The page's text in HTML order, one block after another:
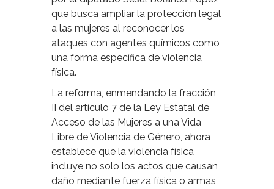
que busca ampliar la protección legal
a las mujeres al reconocer los
ataques con agentes químicos como
una forma específica de violencia
física.
La reforma, enmendando la fracción
II del artículo 7 de la Ley Estatal de
Acceso de las Mujeres a una Vida
Libre de Violencia de Género, ahora
establece que la violencia física
incluye no solo los actos que causan
daño mediante fuerza física o armas,